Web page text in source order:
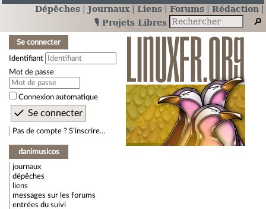
Dépêches Journaux Liens Forums
Rédaction
🎙️ Projets Libres
Se connecter
Identifiant
Mot de passe
Connexion automatique
Pas de compte ? S’inscrire…
danimusicos
journaux
dépêches
liens
messages sur les forums
entrées du suivi